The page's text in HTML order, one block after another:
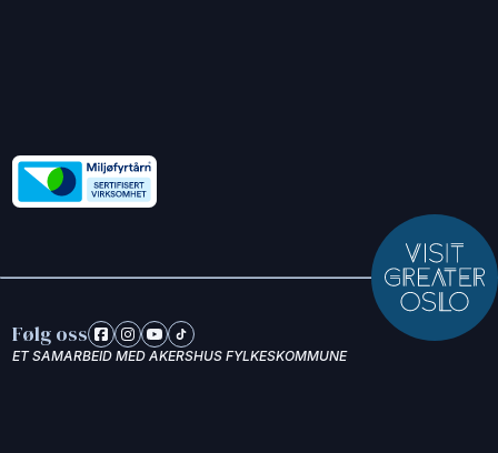
Følg oss
ET SAMARBEID MED AKERSHUS FYLKESKOMMUNE